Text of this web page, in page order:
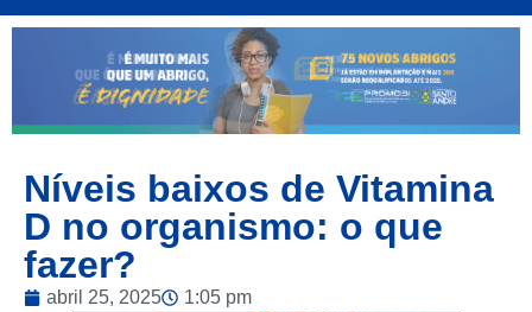
Níveis baixos de Vitamina
D no organismo: o que
fazer?
abril 25, 2025 1:05 pm